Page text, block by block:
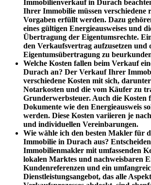
Immobilienverkauf in Durach
Ihrer Immobilie müssen verschiedene
Vorgaben erfüllt werden. Dazu
eines gültigen Energieausweises und
Übertragung der Eigentumsrechte.
den Verkaufsvertrag aufzusetzen und
Eigentumsübertragung zu
Welche Kosten fallen beim Verkauf
Durach an? Der Verkauf Ihrer
verschiedene Kosten mit sich,
Notarkosten und die vom Käufer zu
Grunderwerbsteuer. Auch die Kosten
Dokumente wie den Energieausweis
werden. Diese Kosten variieren je
und individuellen Vereinbarungen.
Wie wähle ich den besten Makler für
Immobilie in Durach aus?
Immobilienmakler mit umfassenden
lokalen Marktes und nachweisbaren
Kundenreferenzen und ein
Dienstleistungsangebot, das alle